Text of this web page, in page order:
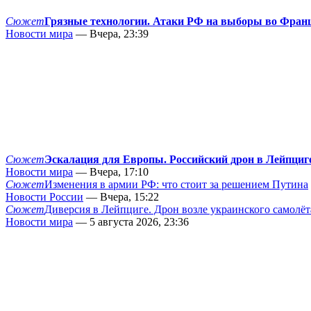
СюжетГрязные технологии. Атаки РФ на выборы во
Новости мира — Вчера, 23:39
СюжетЭскалация для Европы. Российский дрон в
Новости мира — Вчера, 17:10
СюжетИзменения в армии РФ: что стоит за решением Путина
Новости России — Вчера, 15:22
СюжетДиверсия в Лейпциге. Дрон возле украинского
Новости мира — 5 августа 2026, 23:36